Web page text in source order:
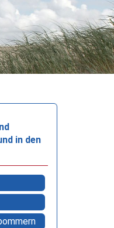
in den